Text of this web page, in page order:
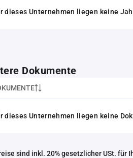
dieses Unternehmen liegen keine
Dokumente
dieses Unternehmen liegen keine
sind inkl. 20% gesetzlicher USt. für